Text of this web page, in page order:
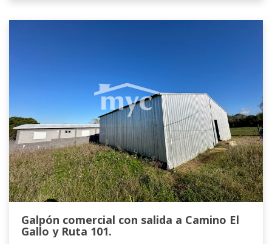
Galpón comercial con salida a Camino El
Gallo y Ruta 101.